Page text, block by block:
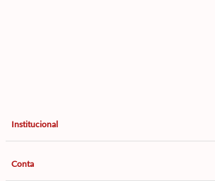
Institucional
Conta